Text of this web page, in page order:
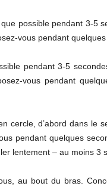
possible pendant 3-5
vous pendant
pendant 3-5
vous pendant
cercle, d’abord dans le
pendant quelques
lentement – au moins 3
au bout du bras.